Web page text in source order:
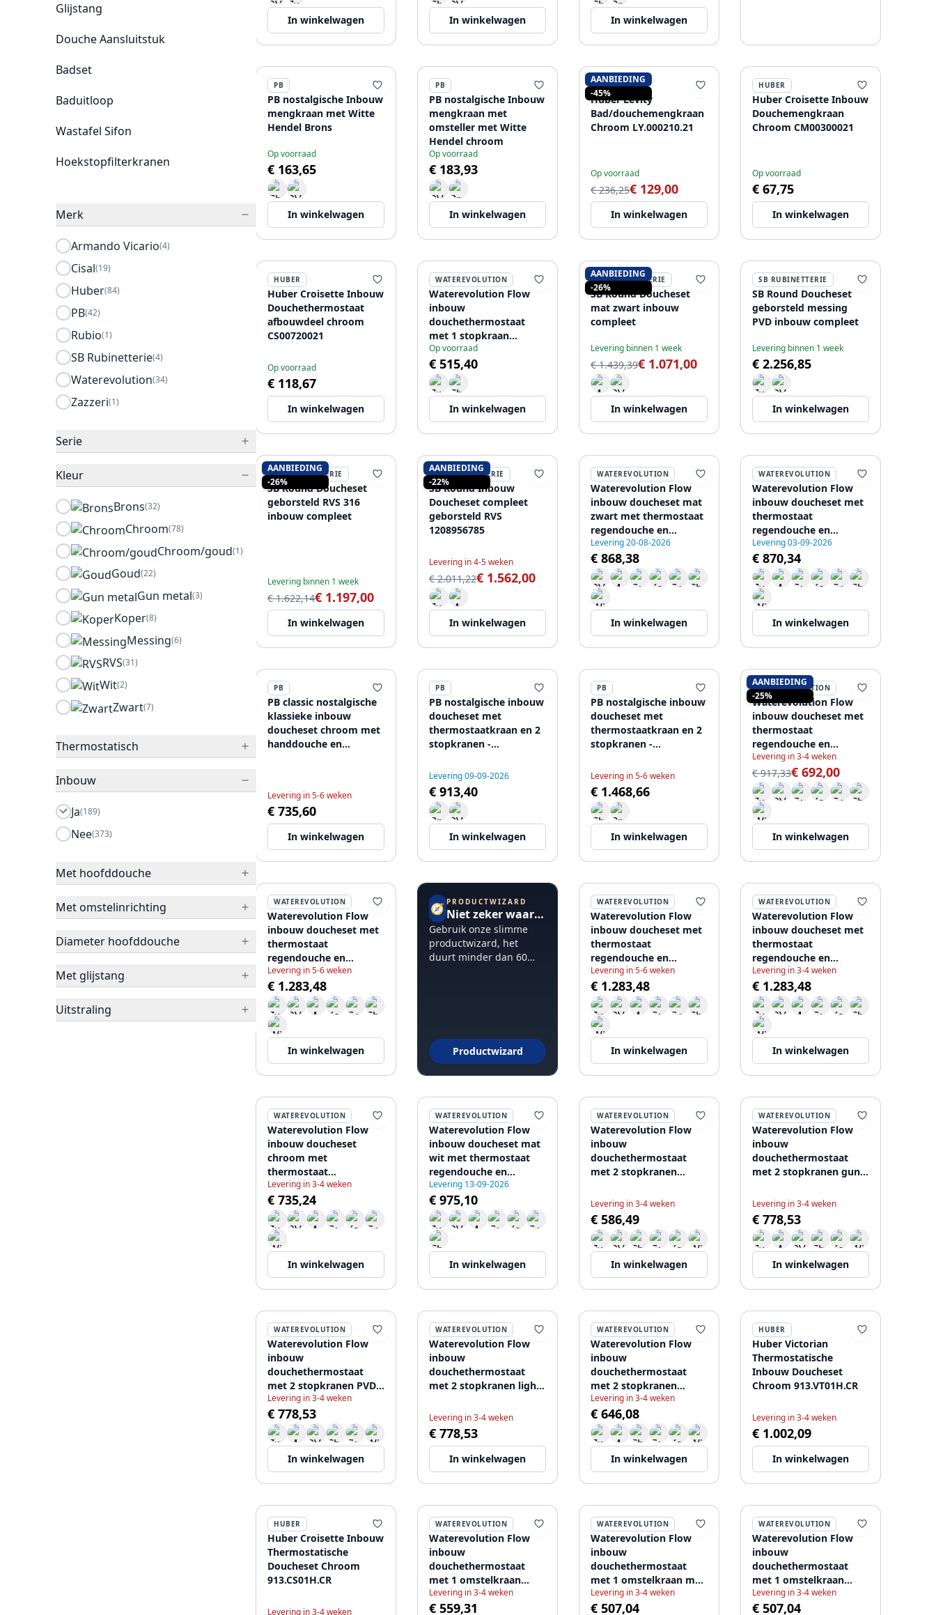
Glijstang
Douche Aansluitstuk
Badset
Baduitloop
Wastafel Sifon
Hoekstopfilterkranen
Merk
Armando Vicario(4)
Cisal(19)
Huber(84)
PB(42)
Rubio(1)
SB Rubinetterie(4)
Waterevolution(34)
Zazzeri(1)
Serie
Kleur
Brons(32)
Chroom(78)
Chroom/goud(1)
Goud(22)
Gun metal(3)
Koper(8)
Messing(6)
RVS(31)
Wit(2)
Zwart(7)
Thermostatisch
Inbouw
Ja(189)
Nee(373)
Met hoofddouche
Met omstelinrichting
Diameter hoofddouche
Met glijstang
Uitstraling
In winkelwagen In winkelwagen In winkelwagen
PB
PB nostalgische Inbouw
mengkraan met Witte
Hendel Brons
Op voorraad
€ 163,65
In winkelwagen
PB
PB nostalgische Inbouw
mengkraan met
omsteller met Witte
Hendel chroom
Op voorraad
€ 183,93
In winkelwagen
AANBIEDING
-45%
HUBER
Huber Levity
Bad/douchemengkraan
Chroom LY.000210.21
Op voorraad
€ 236,25€ 129,00
In winkelwagen
HUBER
Huber Croisette Inbouw
Douchemengkraan
Chroom CM00300021
Op voorraad
€ 67,75
In winkelwagen
HUBER
Huber Croisette Inbouw
Douchethermostaat
afbouwdeel chroom
CS00720021
Op voorraad
€ 118,67
In winkelwagen
WATEREVOLUTION
Waterevolution Flow
inbouw
douchethermostaat
met 1 stopkraan
volledig RVS
1208920974
Op voorraad
€ 515,40
In winkelwagen
AANBIEDING
-26%
SB RUBINETTERIE
SB Round Doucheset
mat zwart inbouw
compleet
Levering binnen 1 week
€ 1.439,39€ 1.071,00
In winkelwagen
SB RUBINETTERIE
SB Round Doucheset
geborsteld messing
PVD inbouw compleet
Levering binnen 1 week
€ 2.256,85
In winkelwagen
AANBIEDING
-26%
SB RUBINETTERIE
SB Round Doucheset
geborsteld RVS 316
inbouw compleet
Levering binnen 1 week
€ 1.622,14€ 1.197,00
In winkelwagen
AANBIEDING
-22%
SB RUBINETTERIE
SB Round Inbouw
Doucheset compleet
geborsteld RVS
1208956785
Levering in 4-5 weken
€ 2.011,22€ 1.562,00
In winkelwagen
WATEREVOLUTION
Waterevolution Flow
inbouw doucheset mat
zwart met thermostaat
regendouche en
handdouche
1208846402
Levering 20-08-2026
€ 868,38
In winkelwagen
WATEREVOLUTION
Waterevolution Flow
inbouw doucheset met
thermostaat
regendouche en
handdouche massief
RVS 1208889792
Levering 03-09-2026
€ 870,34
In winkelwagen
PB
PB classic nostalgische
klassieke inbouw
doucheset chroom met
handdouche en
Levering in 5-6 weken
€ 735,60
In winkelwagen
PB
PB nostalgische inbouw
doucheset met
thermostaatkraan en 2
stopkranen -
regendouche 200mm -
chroom
Levering 09-09-2026
€ 913,40
In winkelwagen
PB
PB nostalgische inbouw
doucheset met
thermostaatkraan en 2
stopkranen -
regendouche 200mm -
RVS
Levering in 5-6 weken
€ 1.468,66
In winkelwagen
AANBIEDING
-25%
WATEREVOLUTION
Waterevolution Flow
inbouw doucheset met
thermostaat
regendouche en
handdouche geborsteld
messing
Levering in 3-4 weken
€ 917,33€ 692,00
In winkelwagen
WATEREVOLUTION
Waterevolution Flow
inbouw doucheset met
thermostaat
regendouche en
handdouche gun metal
Levering in 5-6 weken
€ 1.283,48
In winkelwagen
🧭 PRODUCTWIZARD
Niet zeker waar te beginnen?
Gebruik onze slimme
productwizard, het
duurt minder dan 60
Productwizard
WATEREVOLUTION
Waterevolution Flow
inbouw doucheset met
thermostaat
regendouche en
handdouche geborsteld
koper PVD
Levering in 5-6 weken
€ 1.283,48
In winkelwagen
WATEREVOLUTION
Waterevolution Flow
inbouw doucheset met
thermostaat
regendouche en
handdouche geborsteld
light gold PVD
Levering in 3-4 weken
€ 1.283,48
In winkelwagen
WATEREVOLUTION
Waterevolution Flow
inbouw doucheset
chroom met
thermostaat
regendouche en
handdouche
1208957343
Levering in 3-4 weken
€ 735,24
In winkelwagen
WATEREVOLUTION
Waterevolution Flow
inbouw doucheset mat
wit met thermostaat
regendouche en
handdouche
1208957344
Levering 13-09-2026
€ 975,10
In winkelwagen
WATEREVOLUTION
Waterevolution Flow
inbouw
douchethermostaat
met 2 stopkranen
1208916452
Levering in 3-4 weken
€ 586,49
In winkelwagen
WATEREVOLUTION
Waterevolution Flow
inbouw
douchethermostaat
met 2 stopkranen gun
Levering in 3-4 weken
€ 778,53
In winkelwagen
WATEREVOLUTION
Waterevolution Flow
inbouw
douchethermostaat
met 2 stopkranen PVD
geborsteld koper
Levering in 3-4 weken
€ 778,53
In winkelwagen
WATEREVOLUTION
Waterevolution Flow
inbouw
douchethermostaat
met 2 stopkranen light
Levering in 3-4 weken
€ 778,53
In winkelwagen
WATEREVOLUTION
Waterevolution Flow
inbouw
douchethermostaat
met 2 stopkranen
volledig RVS
1208916472
Levering in 3-4 weken
€ 646,08
In winkelwagen
HUBER
Huber Victorian
Thermostatische
Inbouw Doucheset
Chroom 913.VT01H.CR
Levering in 3-4 weken
€ 1.002,09
In winkelwagen
HUBER
Huber Croisette Inbouw
Thermostatische
Doucheset Chroom
913.CS01H.CR
Levering in 3-4 weken
WATEREVOLUTION
Waterevolution Flow
inbouw
douchethermostaat
met 1 omstelkraan
volledig RVS
1208920976
Levering in 3-4 weken
€ 559,31
WATEREVOLUTION
Waterevolution Flow
inbouw
douchethermostaat
met 1 omstelkraan mat
zwart 1208920978
Levering in 3-4 weken
€ 507,04
WATEREVOLUTION
Waterevolution Flow
inbouw
douchethermostaat
met 1 omstelkraan
geborsteld messing
Levering in 3-4 weken
€ 507,04